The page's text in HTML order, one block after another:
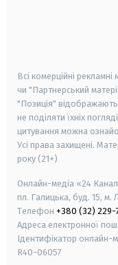
Всі комерційні
чи "Партнерський
"Позиція"
не поділяти їхніх
цитування можна
Усі права захищені.
року (21+)
Онлайн-медіа «24
пл. Галицька, буд. 15, м.
Телефон +380 (32) 229-
Адреса електронної
Ідентифікатор онлайн-
R40-06057